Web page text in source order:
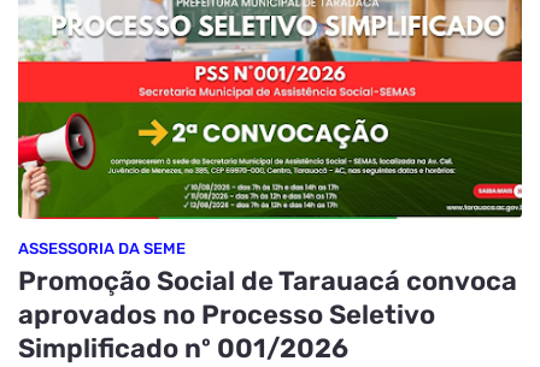
ASSESSORIA DA SEME
Promoção Social de Tarauacá convoca
aprovados no Processo Seletivo
Simplificado nº 001/2026